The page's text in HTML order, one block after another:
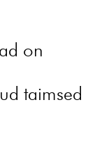
on
taimsed